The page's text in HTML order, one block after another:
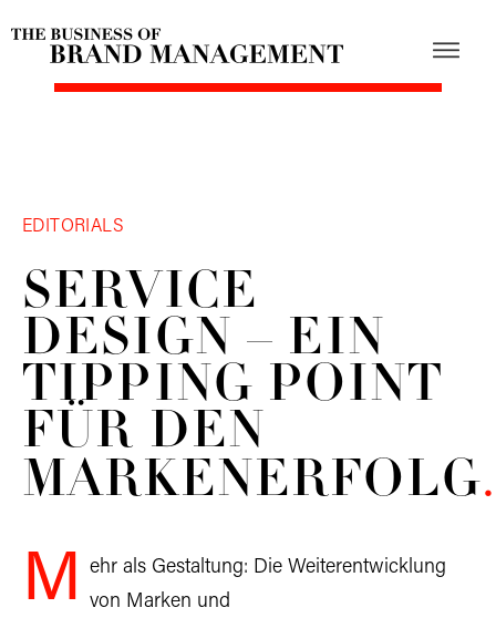
EDITORIALS
SERVICE
DESIGN – EIN
TIPPING POINT
FÜR DEN
MARKENERFOLG.
M
ehr als Gestaltung: Die Weiterentwicklung
von Marken und